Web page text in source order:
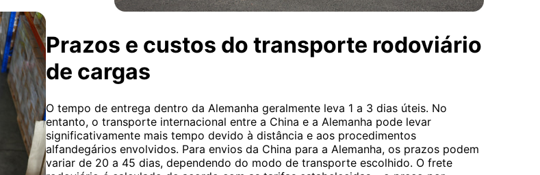
Prazos e custos do transporte rodoviário
de cargas
O tempo de entrega dentro da Alemanha geralmente leva 1 a 3 dias úteis. No
entanto, o transporte internacional entre a China e a Alemanha pode levar
significativamente mais tempo devido à distância e aos procedimentos
alfandegários envolvidos. Para envios da China para a Alemanha, os prazos podem
variar de 20 a 45 dias, dependendo do modo de transporte escolhido. O frete